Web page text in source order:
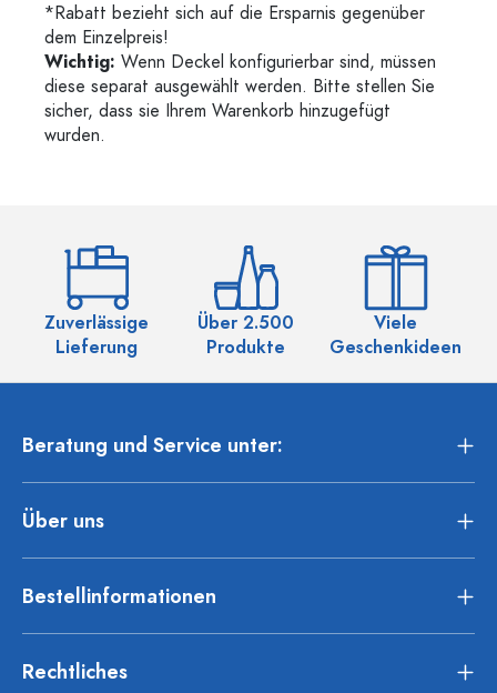
*Rabatt bezieht sich auf die Ersparnis gegenüber
dem Einzelpreis!
Wichtig: Wenn Deckel konfigurierbar sind, müssen
diese separat ausgewählt werden. Bitte stellen Sie
sicher, dass sie Ihrem Warenkorb hinzugefügt
wurden.
Zuverlässige
Lieferung
Über 2.500
Produkte
Viele
Geschenkideen
Beratung und Service unter:
Über uns
Bestellinformationen
Rechtliches